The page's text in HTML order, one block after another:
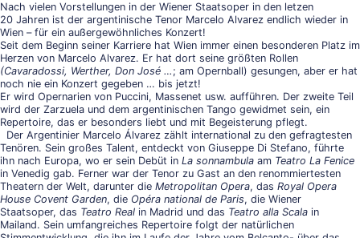
Nach vielen Vorstellungen in der Wiener Staatsoper in den letzen
20 Jahren ist der argentinische Tenor Marcelo Alvarez endlich wieder in
Wien – für ein außergewöhnliches Konzert!
Seit dem Beginn seiner Karriere hat Wien immer einen besonderen Platz im
Herzen von Marcelo Alvarez. Er hat dort seine größten Rollen
(Cavaradossi, Werther, Don José … ; am Opernball) gesungen, aber er hat
noch nie ein Konzert gegeben … bis jetzt!
Er wird Opernarien von Puccini, Massenet usw. aufführen. Der zweite Teil
wird der Zarzuela und dem argentinischen Tango gewidmet sein, ein
Repertoire, das er besonders liebt und mit Begeisterung pflegt.
Der Argentinier Marcelo Álvarez zählt international zu den gefragtesten
Tenören. Sein großes Talent, entdeckt von Giuseppe Di Stefano, führte
ihn nach Europa, wo er sein Debüt in La sonnambula am Teatro La Fenice
in Venedig gab. Ferner war der Tenor zu Gast an den renommiertesten
Theatern der Welt, darunter die Metropolitan Opera, das Royal Opera
House Covent Garden, die Opéra national de Paris, die Wiener
Staatsoper, das Teatro Real in Madrid und das Teatro alla Scala in
Mailand. Sein umfangreiches Repertoire folgt der natürlichen